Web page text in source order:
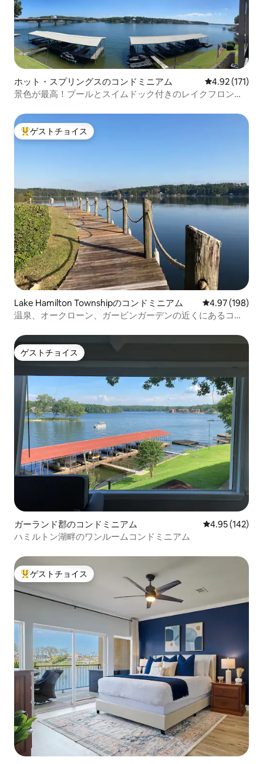
ホット・スプリングスのコンドミニアム レビュー171
4.92 (171)
景色が最高！プールとスイムドック付きのレイクフロント
大好評のゲストチョイスです。
ゲストチョイス
Lake Hamilton Townshipのコンドミニアム レビュー198
4.97 (198)
温泉、オークローン、ガービンガーデンの近くにあるコン
ゲストチョイス
ゲストチョイス
ガーランド郡のコンドミニアム レビュー142
4.95 (142)
ハミルトン湖畔のワンルームコンドミニアム
大好評のゲストチョイスです。
ゲストチョイス